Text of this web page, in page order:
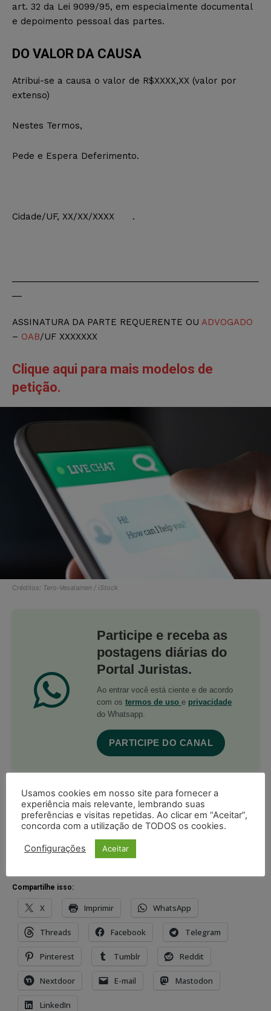
art. 32 da Lei 9099/95, em especialmente documental
e depoimento pessoal das partes.
DO VALOR DA CAUSA
Atribui-se a causa o valor de R$XXXX,XX (valor por
extenso)
Nestes Termos,
Pede e Espera Deferimento.
Cidade/UF, XX/XX/XXXX .
ASSINATURA DA PARTE REQUERENTE OU ADVOGADO
– OAB/UF XXXXXXX
Clique aqui para mais modelos de
petição.
Créditos: Tero-Vesalainen / iStock
Participe e receba as
postagens diárias do
Portal Juristas.
Ao entrar você está ciente e de acordo
com os termos de uso e privacidade
do Whatsapp.
PARTICIPE DO CANAL
Acompanhe o Juristas no Google News
receba as principais notícias jurídicas do Brasil
Seguir no Google
Compartilhe isso:
X Imprimir WhatsApp
Threads Facebook Telegram
Pinterest Tumblr Reddit
Nextdoor E-mail Mastodon
LinkedIn
Usamos cookies em nosso site para fornecer a
experiência mais relevante, lembrando suas
preferências e visitas repetidas. Ao clicar em “Aceitar”,
concorda com a utilização de TODOS os cookies.
Configurações Aceitar